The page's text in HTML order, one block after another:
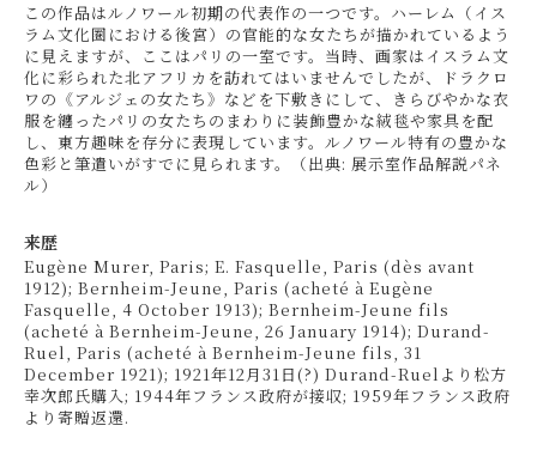
この作品はルノワール初期の代表作の一つです。ハーレム（イス
ラム文化圏における後宮）の官能的な女たちが描かれているよう
に見えますが、ここはパリの一室です。当時、画家はイスラム文
化に彩られた北アフリカを訪れてはいませんでしたが、ドラクロ
ワの《アルジェの女たち》などを下敷きにして、きらびやかな衣
服を纏ったパリの女たちのまわりに装飾豊かな絨毯や家具を配
し、東方趣味を存分に表現しています。ルノワール特有の豊かな
色彩と筆遣いがすでに見られます。（出典: 展示室作品解説パネ
ル）
来歴
Eugène Murer, Paris; E. Fasquelle, Paris (dès avant
1912); Bernheim-Jeune, Paris (acheté à Eugène
Fasquelle, 4 October 1913); Bernheim-Jeune fils
(acheté à Bernheim-Jeune, 26 January 1914); Durand-
Ruel, Paris (acheté à Bernheim-Jeune fils, 31
December 1921); 1921年12月31日(?) Durand-Ruelより松方
幸次郎氏購入; 1944年フランス政府が接収; 1959年フランス政府
より寄贈返還.